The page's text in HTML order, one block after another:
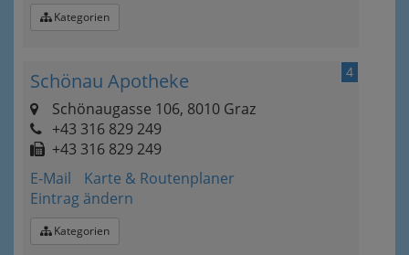
Kategorien
4
Schönau Apotheke
Schönaugasse 106, 8010 Graz
+43 316 829 249
+43 316 829 249
E-Mail
Karte & Routenplaner
Eintrag ändern
Kategorien